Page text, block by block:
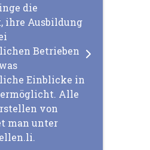
die
ihre Ausbildung
Betrieben
Einblicke in
Alle
von
man unter